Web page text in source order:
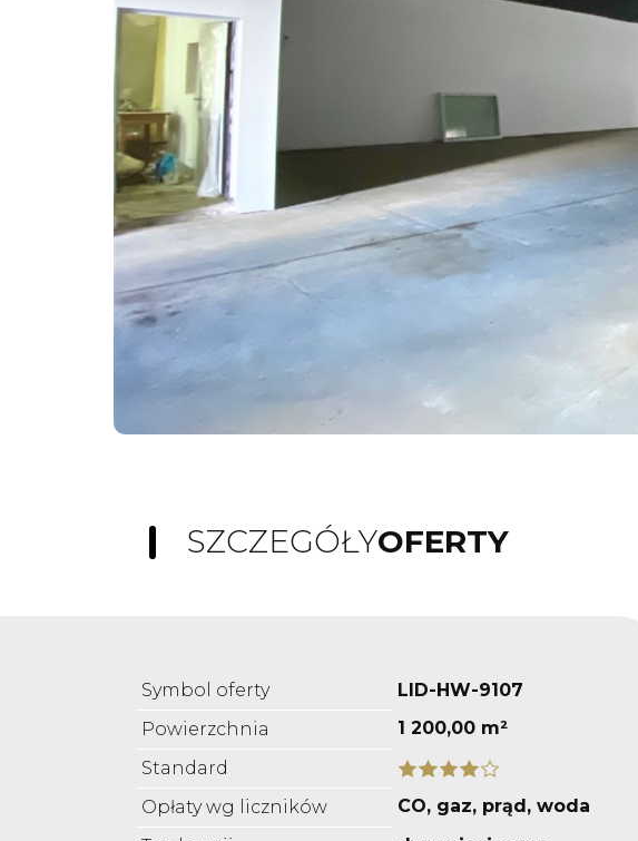
SZCZEGÓŁYOFERTY
Symbol oferty
LID-HW-9107
Powierzchnia
1 200,00 m²
Standard
Opłaty wg liczników
CO, gaz, prąd, woda